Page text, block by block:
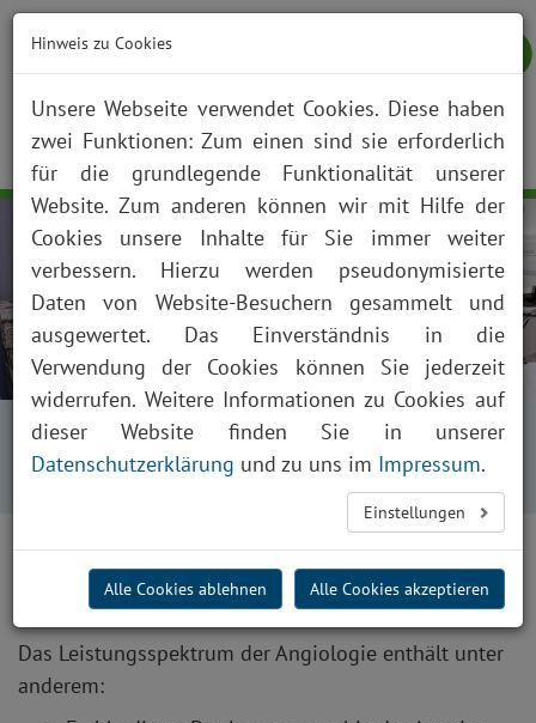
NOTFALL KONTAKT ANFAHRT JOBS SUCHE
Startseite
Fachabteilungen
Kliniken, Institute und Funktionsbereiche
Angiologie
Angiologie
Das Leistungsspektrum der Angiologie enthält unter
anderem:
Hinweis zu Cookies
Unsere Webseite verwendet Cookies. Diese haben
zwei Funktionen: Zum einen sind sie erforderlich
für die grundlegende Funktionalität unserer
Website. Zum anderen können wir mit Hilfe der
Cookies unsere Inhalte für Sie immer weiter
verbessern. Hierzu werden pseudonymisierte
Daten von Website-Besuchern gesammelt und
ausgewertet. Das Einverständnis in die
Verwendung der Cookies können Sie jederzeit
widerrufen. Weitere Informationen zu Cookies auf
dieser Website finden Sie in unserer
Datenschutzerklärung und zu uns im Impressum.
Einstellungen
Alle Cookies ablehnen Alle Cookies akzeptieren